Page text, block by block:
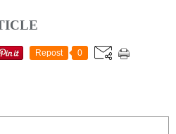
Repost 0